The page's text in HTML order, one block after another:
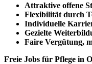
Attraktive offene
Flexibilität durch
Individuelle
Gezielte
Faire Vergütung,
Freie Jobs für Pflege in